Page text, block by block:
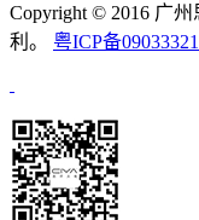
Copyright © 2016 广
利。 粤ICP备